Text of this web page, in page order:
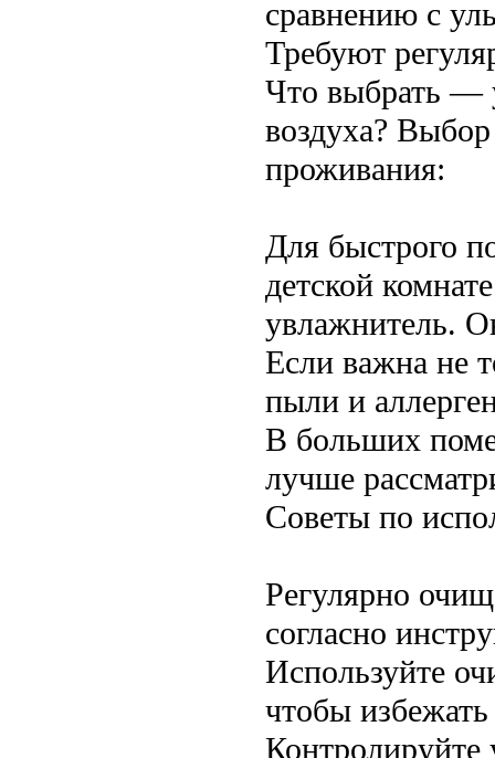
сравнению с
Требуют
Что выбрать —
воздуха?
проживания:
Для быстрого
детской
увлажнитель.
Если важна не
пыли и
В больших
лучше
Советы по
Регулярно
согласно
Используйте
чтобы